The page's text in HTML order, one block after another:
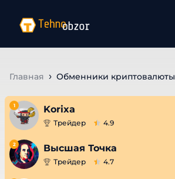
Главная Обменники криптовалюты
1 Korixa
Трейдер 4.9
2 Высшая Точка
Трейдер 4.7